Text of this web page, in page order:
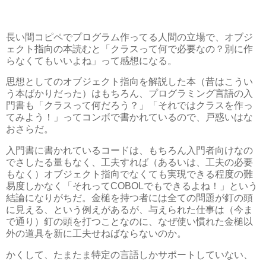
長い間コピペでプログラム作ってる人間の立場で、オブジ
ェクト指向の本読むと「クラスって何で必要なの？別に作
らなくてもいいよね」って感想になる。
思想としてのオブジェクト指向を解説した本（昔はこうい
う本ばかりだった）はもちろん、プログラミング言語の入
門書も「クラスって何だろう？」「それではクラスを作っ
てみよう！」ってコンボで書かれているので、戸惑いはな
おさらだ。
入門書に書かれているコードは、もちろん入門者向けなの
でさしたる量もなく、工夫すれば（あるいは、工夫の必要
もなく）オブジェクト指向でなくても実現できる程度の難
易度しかなく「それってCOBOLでもできるよね！」という
結論になりがちだ。金槌を持つ者には全ての問題が釘の頭
に見える、という例えがあるが、与えられた仕事は（今ま
で通り）釘の頭を打つことなのに、なぜ使い慣れた金槌以
外の道具を新に工夫せねばならないのか。
かくして、たまたま特定の言語しかサポートしていない、